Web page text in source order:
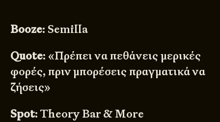
Booze: Semilla
Quote: «Πρέπει να πεθάνεις μερικές
φορές, πριν μπορέσεις πραγματικά να
ζήσεις»
Spot: Theory Bar & More